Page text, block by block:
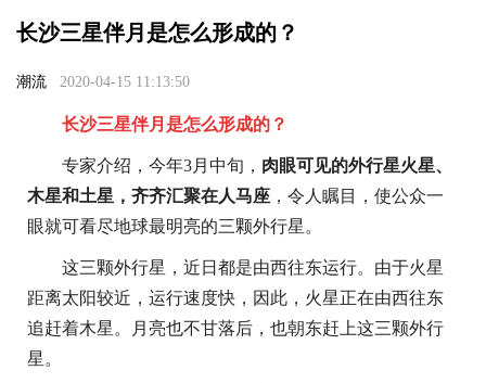
长沙三星伴月是怎么形成的？
潮流 2020-04-15 11:13:50
长沙三星伴月是怎么形成的？
专家介绍，今年3月中旬， 肉眼可见的外行星火星、
木星和土星，齐齐汇聚在人马座 ，令人瞩目，使公众一
眼就可看尽地球最明亮的三颗外行星。
这三颗外行星，近日都是由西往东运行。由于火星
距离太阳较近，运行速度快，因此，火星正在由西往东
追赶着木星。月亮也不甘落后，也朝东赶上这三颗外行
星。